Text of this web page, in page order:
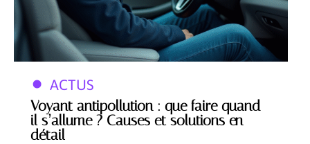
ACTUS
Voyant antipollution : que faire quand
il s’allume ? Causes et solutions en
détail